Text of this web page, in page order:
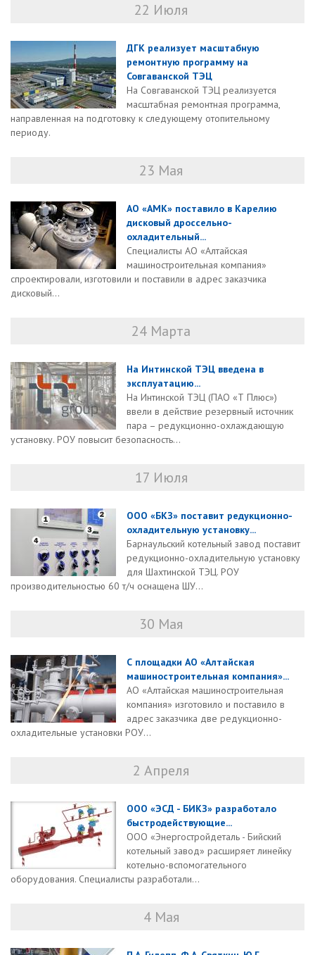
22 Июля
ДГК реализует масштабную
ремонтную программу на
Совгаванской ТЭЦ
На Совгаванской ТЭЦ реализуется
масштабная ремонтная программа,
направленная на подготовку к следующему отопительному
периоду.
23 Мая
АО «АМК» поставило в Карелию
дисковый дроссельно-
охладительный...
Специалисты АО «Алтайская
машиностроительная компания»
спроектировали, изготовили и поставили в адрес заказчика
дисковый...
24 Марта
На Интинской ТЭЦ введена в
эксплуатацию...
На Интинской ТЭЦ (ПАО «Т Плюс»)
ввели в действие резервный источник
пара – редукционно-охлаждающую
установку. РОУ повысит безопасность...
17 Июля
ООО «БКЗ» поставит редукционно-
охладительную установку...
Барнаульский котельный завод поставит
редукционно-охладительную установку
для Шахтинской ТЭЦ. РОУ
производительностью 60 т/ч оснащена ШУ...
30 Мая
С площадки АО «Алтайская
машиностроительная компания»...
АО «Алтайская машиностроительная
компания» изготовило и поставило в
адрес заказчика две редукционно-
охладительные установки РОУ...
2 Апреля
ООО «ЭСД - БИКЗ» разработало
быстродействующие...
ООО «Энергостройдеталь - Бийский
котельный завод» расширяет линейку
котельно-вспомогательного
оборудования. Специалисты разработали...
4 Мая